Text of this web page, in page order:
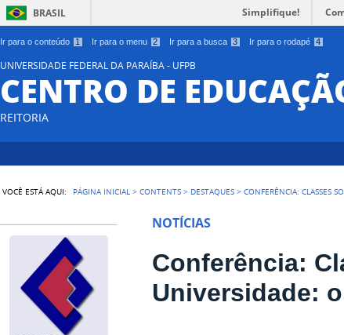
Ir para o conteúdo 1 Ir para o menu 2 Ir para a busca 3 Ir para o rodapé 4
BRASIL Simplifique!
UNIVERSIDADE FEDERAL DA PARAÍBA - UFPB
CENTRO DE
REITORIA
VOCÊ ESTÁ AQUI: PÁGINA INICIAL >CONTENTS > DESTAQUES >CONFERÊNCIA: CLASSES
NOTÍCIAS
Conferência:
Universidade: